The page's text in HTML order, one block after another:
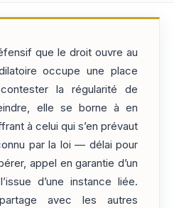
que le droit ouvre au
occupe une place
la régularité de
elle se borne à en
à celui qui s’en prévaut
par la loi — délai pour
appel en garantie d’un
d’une instance liée.
avec les autres